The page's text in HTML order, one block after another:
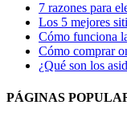
7 razones para
Los 5 mejores
Cómo funciona
Cómo comprar
¿Qué son los
PÁGINAS